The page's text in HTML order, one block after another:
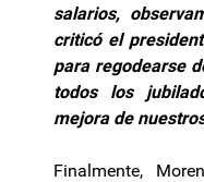
salarios,
criticó el
para regodearse
todos los
mejora de
Finalmente,